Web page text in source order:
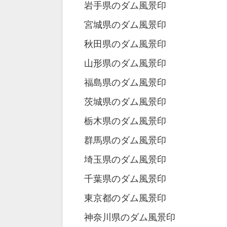
岩手県のダム風景印
宮城県のダム風景印
秋田県のダム風景印
山形県のダム風景印
福島県のダム風景印
茨城県のダム風景印
栃木県のダム風景印
群馬県のダム風景印
埼玉県のダム風景印
千葉県のダム風景印
東京都のダム風景印
神奈川県のダム風景印